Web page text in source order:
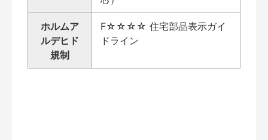
ホルムア
ルデヒド
規制
F☆☆☆☆ 住宅部品表示ガイ
ドライン